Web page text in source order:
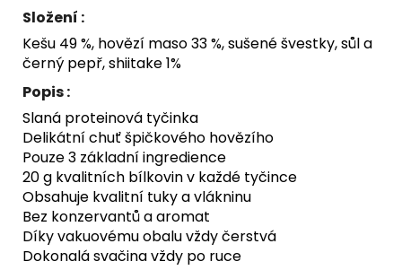
Složení :
Kešu 49 %, hovězí maso 33 %, sušené švestky, sůl a
černý pepř, shiitake 1%
Popis :
Slaná proteinová tyčinka
Delikátní chuť špičkového hovězího
Pouze 3 základní ingredience
20 g kvalitních bílkovin v každé tyčince
Obsahuje kvalitní tuky a vlákninu
Bez konzervantů a aromat
Díky vakuovému obalu vždy čerstvá
Dokonalá svačina vždy po ruce